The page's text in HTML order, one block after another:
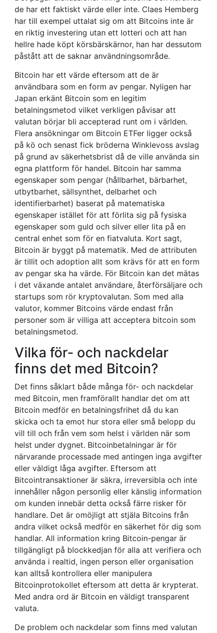
de har ett faktiskt värde eller inte. Claes Hemberg
har till exempel uttalat sig om att Bitcoins inte är
en riktig investering utan ett lotteri och att han
hellre hade köpt körsbärskärnor, han har dessutom
påstått att de saknar användningsområde.
Bitcoin har ett värde eftersom att de är
användbara som en form av pengar. Nyligen har
Japan erkänt Bitcoin som en legitim
betalningsmetod vilket verkligen påvisar att
valutan börjar bli accepterad runt om i världen.
Flera ansökningar om Bitcoin ETFer ligger också
på kö och senast fick bröderna Winklevoss avslag
på grund av säkerhetsbrist då de ville använda sin
egna plattform för handel. Bitcoin har samma
egenskaper som pengar (hållbarhet, bärbarhet,
utbytbarhet, sällsynthet, delbarhet och
identifierbarhet) baserat på matematiska
egenskaper istället för att förlita sig på fysiska
egenskaper som guld och silver eller lita på en
central enhet som för en fiatvaluta. Kort sagt,
Bitcoin är byggt på matematik. Med de attributen
är tillit och adoption allt som krävs för att en form
av pengar ska ha värde. För Bitcoin kan det mätas
i det växande antalet användare, återförsäljare och
startups som rör kryptovalutan. Som med alla
valutor, kommer Bitcoins värde endast från
personer som är villiga att acceptera bitcoin som
betalningsmetod.
Vilka för- och nackdelar
finns det med Bitcoin?
Det finns såklart både många för- och nackdelar
med Bitcoin, men framförallt handlar det om att
Bitcoin medför en betalningsfrihet då du kan
skicka och ta emot hur stora eller små belopp du
vill till och från vem som helst i världen när som
helst under dygnet. Bitcoinbetalningar är för
närvarande processade med antingen inga avgifter
eller väldigt låga avgifter. Eftersom att
Bitcointransaktioner är säkra, irreversibla och inte
innehåller någon personlig eller känslig information
om kunden innebär detta också färre risker för
handlare. Det är omöjligt att stjäla Bitcoins från
andra vilket också medför en säkerhet för dig som
handlar. All information kring Bitcoin-pengar är
tillgängligt på blockkedjan för alla att verifiera och
använda i realtid, ingen person eller organisation
kan alltså kontrollera eller manipulera
Bitcoinprotokollet eftersom att detta är krypterat.
Med andra ord är Bitcoin en väldigt transparent
valuta.
De problem och nackdelar som finns med valutan